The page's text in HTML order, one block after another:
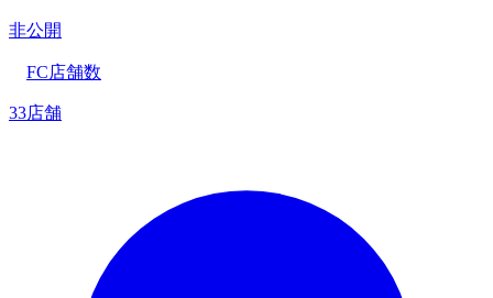
非公開
FC店舗数
33店舗